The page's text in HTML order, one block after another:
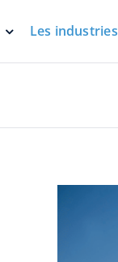
de vide de
Les industries